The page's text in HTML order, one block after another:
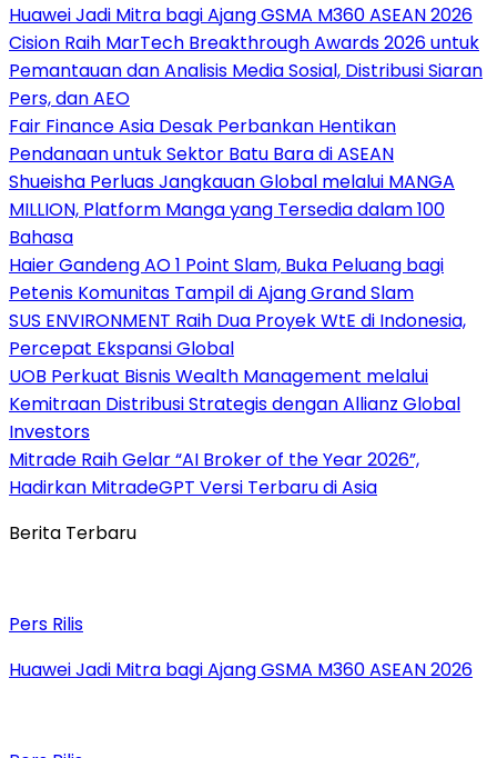
Huawei Jadi Mitra bagi Ajang GSMA M360 ASEAN 2026
Cision Raih MarTech Breakthrough Awards 2026 untuk
Pemantauan dan Analisis Media Sosial, Distribusi Siaran
Pers, dan AEO
Fair Finance Asia Desak Perbankan Hentikan
Pendanaan untuk Sektor Batu Bara di ASEAN
Shueisha Perluas Jangkauan Global melalui MANGA
MILLION, Platform Manga yang Tersedia dalam 100
Bahasa
Haier Gandeng AO 1 Point Slam, Buka Peluang bagi
Petenis Komunitas Tampil di Ajang Grand Slam
SUS ENVIRONMENT Raih Dua Proyek WtE di Indonesia,
Percepat Ekspansi Global
UOB Perkuat Bisnis Wealth Management melalui
Kemitraan Distribusi Strategis dengan Allianz Global
Investors
Mitrade Raih Gelar “AI Broker of the Year 2026”,
Hadirkan MitradeGPT Versi Terbaru di Asia
Berita Terbaru
Pers Rilis
Huawei Jadi Mitra bagi Ajang GSMA M360 ASEAN 2026